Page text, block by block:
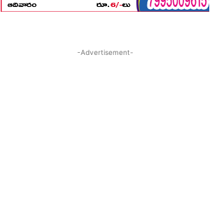
-Advertisement-